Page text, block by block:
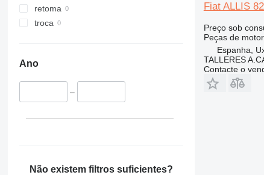
retoma
troca
Ano
–
Não existem filtros suficientes?
Fiat ALLIS
Preço sob
Peças de
Espanha,
TALLERES
Contacte o